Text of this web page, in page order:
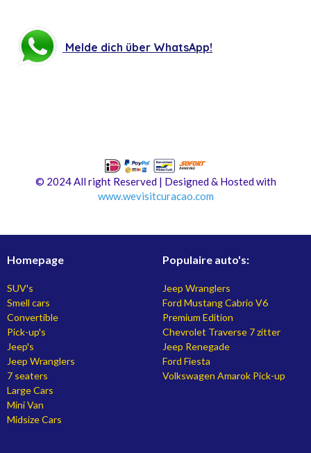
Melde dich über WhatsApp!
© 2024 All right Reserved | Designed & Hosted with
www.wevisitcuracao.com
Homepage
SUV's
Smell cars
Convertible
Pick-up's
Jeep's
Jeep Wranglers
7 seaters
Large Cars
Mini Van
Midsize Cars
Populaire auto's:
Jeep Wranglers
Ford Mustang Cabrio V6
Premium Edition
Chevrolet Traverse 7 zitter
Jeep Renegade
Ford Fiesta
Volkswagen Amarok Pick-up